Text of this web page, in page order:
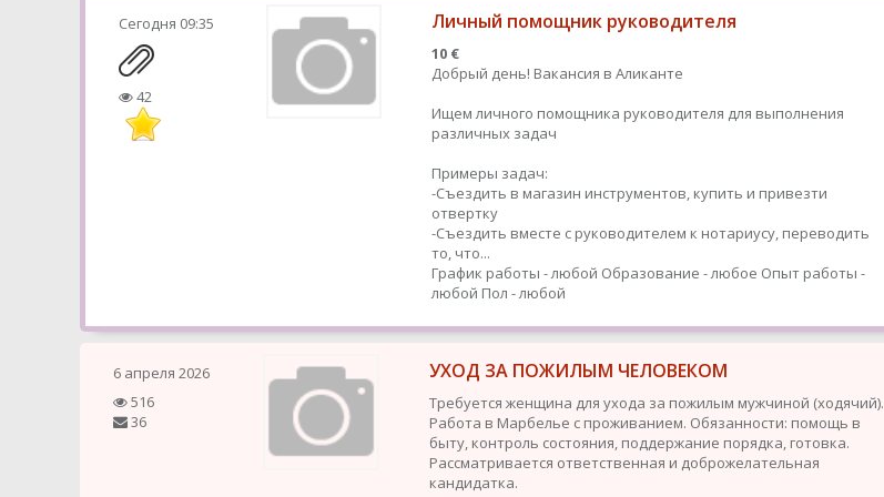
Сегодня 09:35
42
Личный помощник руководителя
10 €
Добрый день! Вакансия в Аликанте
Ищем личного помощника руководителя для выполнения
различных задач
Примеры задач:
-Съездить в магазин инструментов, купить и привезти
отвертку
-Съездить вместе с руководителем к нотариусу, переводить
то, что...
График работы - любой Образование - любое Опыт работы -
любой Пол - любой
6 апреля 2026
516
36
УХОД ЗА ПОЖИЛЫМ ЧЕЛОВЕКОМ
Требуется женщина для ухода за пожилым мужчиной (ходячий).
Работа в Марбелье с проживанием. Обязанности: помощь в
быту, контроль состояния, поддержание порядка, готовка.
Рассматривается ответственная и доброжелательная
кандидатка.